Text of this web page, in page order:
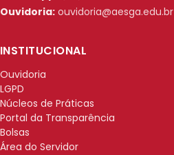
Ouvidoria: ouvidoria@aesga.edu.br
INSTITUCIONAL
Ouvidoria
LGPD
Núcleos de Práticas
Portal da Transparência
Bolsas
Área do Servidor